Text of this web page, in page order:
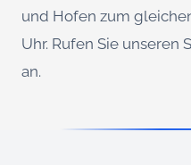
und Hofen zum
Uhr. Rufen Sie unseren
an.